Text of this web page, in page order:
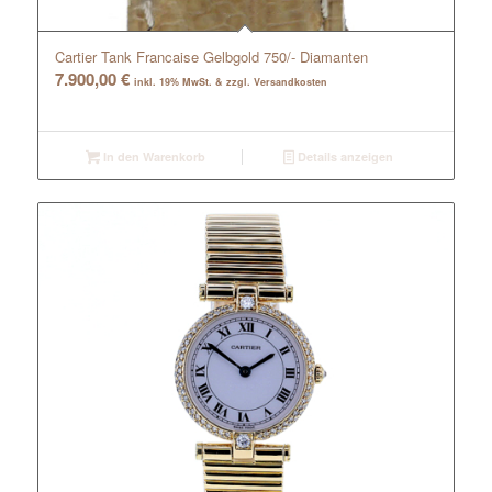
Cartier Tank Francaise Gelbgold 750/- Diamanten
7.900,00€ inkl. 19% MwSt. & zzgl. Versandkosten
In den Warenkorb Details anzeigen